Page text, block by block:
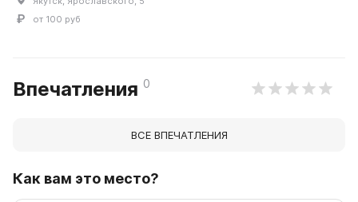
от 100 руб
Впечатления 0
ВСЕ ВПЕЧАТЛЕНИЯ
Как вам это место?